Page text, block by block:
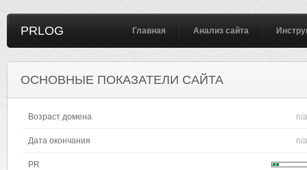
PRLOG Главная Анализ сайта
ОСНОВНЫЕ ПОКАЗАТЕЛИ САЙТА
Возраст домена n/a
Дата окончания n/a
PR